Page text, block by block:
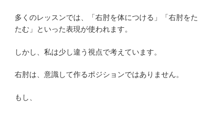
多くのレッスンでは、「右肘を体につける」「右肘をた
たむ」といった表現が使われます。
しかし、私は少し違う視点で考えています。
右肘は、意識して作るポジションではありません。
もし、